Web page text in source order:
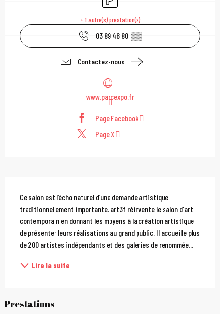
+ 1 autre(s) prestation(s)
03 89 46 80 ▒▒
Contactez-nous
www.parcexpo.fr
Page Facebook
Page X
Description
Ce salon est l’écho naturel d’une demande artistique
traditionnellement importante. art3f réinvente le salon d'art
contemporain en donnant les moyens à la création artistique
de présenter leurs réalisations au grand public. Il accueille plus
de 200 artistes indépendants et des galeries de renommée...
Lire la suite
Prestations